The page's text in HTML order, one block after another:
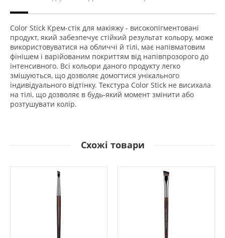
Color Stick Крем-стік для макіяжу - високопігментовані
продукт, який забезпечує стійкий результат кольору, може
використовуватися на обличчі й тілі, має напівматовим
фінішем і варійованим покриттям від напівпрозорого до
інтенсивного. Всі кольори даного продукту легко
змішуються, що дозволяє домогтися унікального
індивідуального відтінку. Текстура Color Stick не висихала
на тілі, що дозволяє в будь-який момент змінити або
розтушувати колір.
Схожі товари